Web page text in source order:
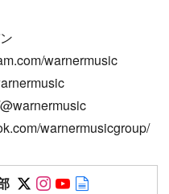
warnermusic
warnermusicgroup/
Follow on SNS
Follow on SNS
Follow on